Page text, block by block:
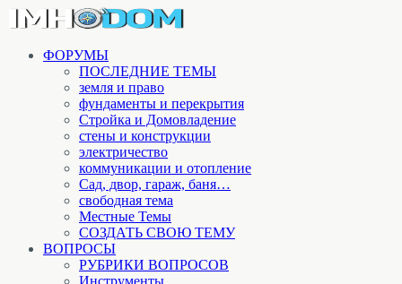
ФОРУМЫ
ПОСЛЕДНИЕ ТЕМЫ
земля и право
фундаменты и перекрытия
Стройка и Домовладение
стены и конструкции
электричество
коммуникации и отопление
Cад, двор, гараж, баня…
свободная тема
Местные Темы
СОЗДАТЬ СВОЮ ТЕМУ
ВОПРОСЫ
РУБРИКИ ВОПРОСОВ
Инструменты